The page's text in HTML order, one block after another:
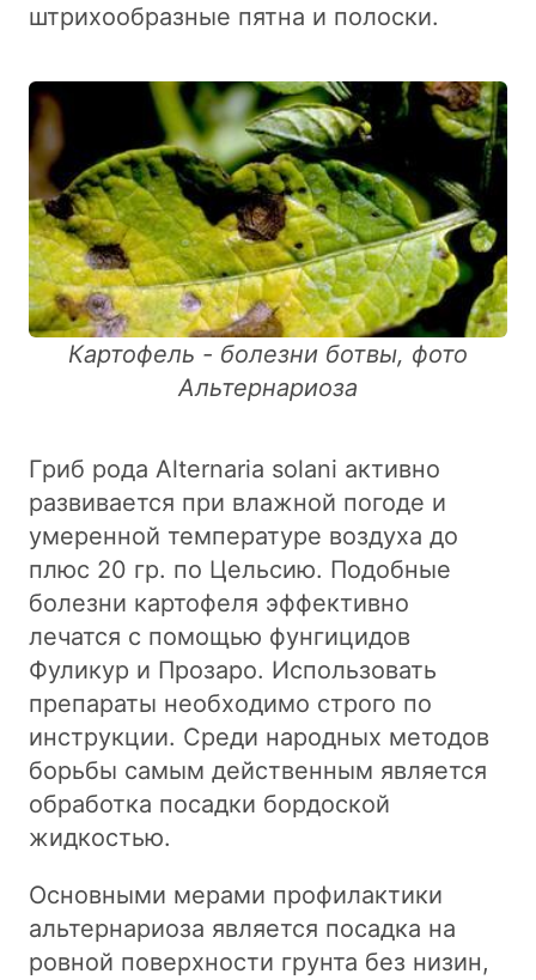
штрихообразные пятна и полоски.
Картофель - болезни ботвы, фото
Альтернариоза
Гриб рода Alternaria solani активно
развивается при влажной погоде и
умеренной температуре воздуха до
плюс 20 гр. по Цельсию. Подобные
болезни картофеля эффективно
лечатся с помощью фунгицидов
Фуликур и Прозаро. Использовать
препараты необходимо строго по
инструкции. Среди народных методов
борьбы самым действенным является
обработка посадки бордоской
жидкостью.
Основными мерами профилактики
альтернариоза является посадка на
ровной поверхности грунта без низин,